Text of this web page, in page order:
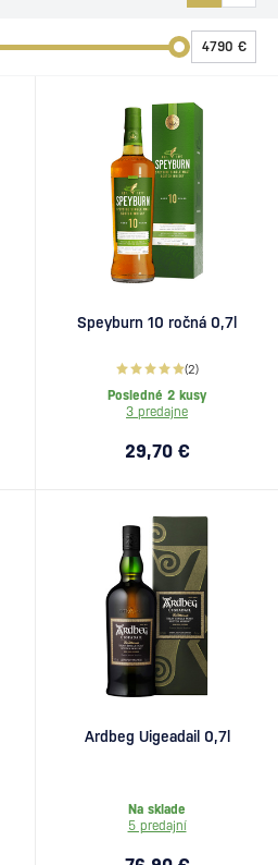
Speyburn 10 ročná 0,7l
(2)
Posledné 2 kusy
3 predajne
29,70 €
Ardbeg Uigeadail 0,7l
Na sklade
5 predajní